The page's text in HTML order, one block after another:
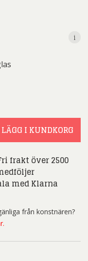
ii
LÄGG I KUNDKORG
frakt över 2500
med Klarna
från konstnären?